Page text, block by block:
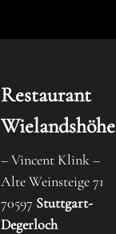
Restaurant
Wielandshöhe
– Vincent Klink –
Alte Weinsteige 71
70597 Stuttgart-
Degerloch